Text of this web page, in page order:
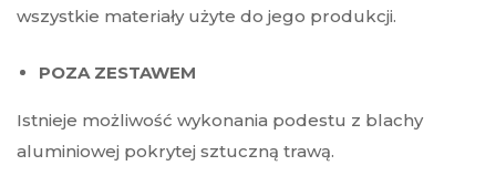
wszystkie materiały użyte do jego produkcji.
POZA ZESTAWEM
Istnieje możliwość wykonania podestu z blachy
aluminiowej pokrytej sztuczną trawą.